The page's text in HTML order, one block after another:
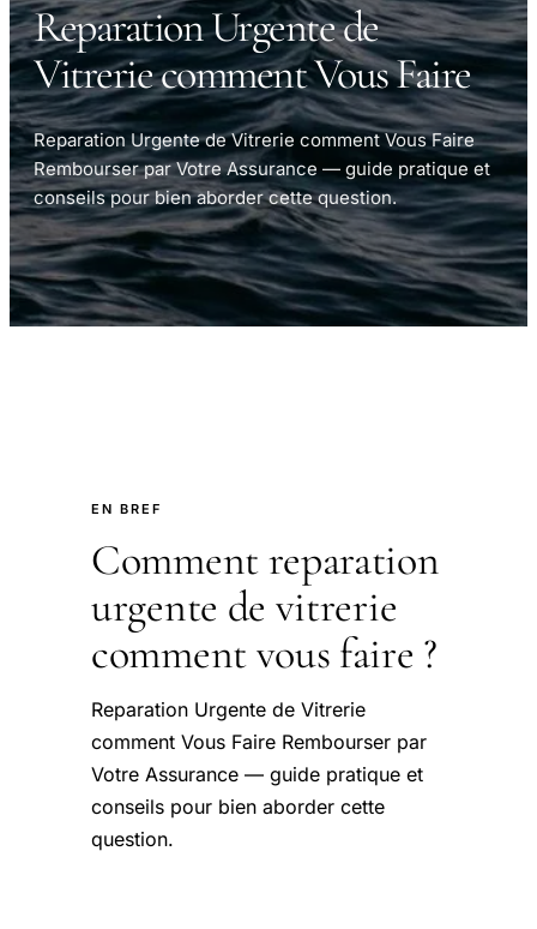
Reparation Urgente de
Vitrerie comment Vous Faire
Reparation Urgente de Vitrerie comment Vous Faire
Rembourser par Votre Assurance — guide pratique et
conseils pour bien aborder cette question.
EN BREF
Comment reparation
urgente de vitrerie
comment vous faire ?
Reparation Urgente de Vitrerie
comment Vous Faire Rembourser par
Votre Assurance — guide pratique et
conseils pour bien aborder cette
question.